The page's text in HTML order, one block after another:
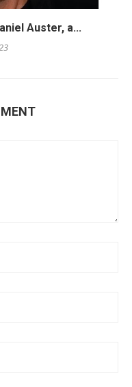
Auster, a...